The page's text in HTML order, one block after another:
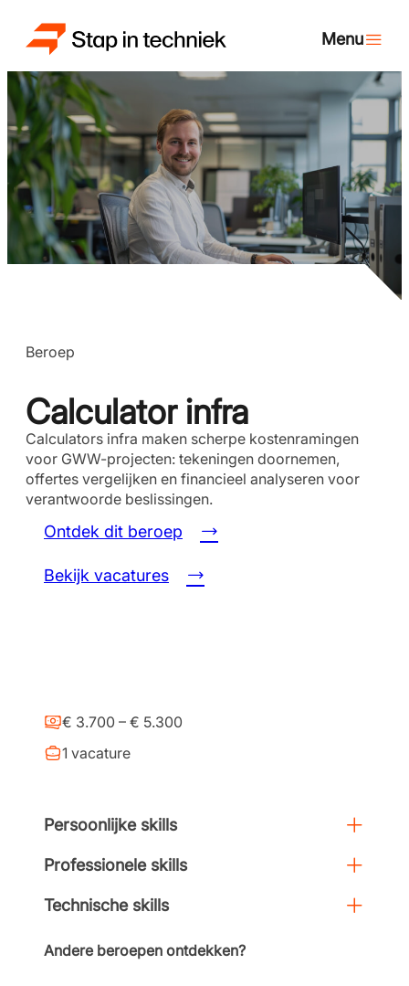
Beroep
Calculator infra
Calculators infra maken scherpe kostenramingen
voor GWW-projecten: tekeningen doornemen,
offertes vergelijken en financieel analyseren voor
verantwoorde beslissingen.
Ontdek dit beroep
Bekijk vacatures
€ 3.700 – € 5.300
1 vacature
Persoonlijke skills
Professionele skills
Technische skills
Andere beroepen ontdekken?